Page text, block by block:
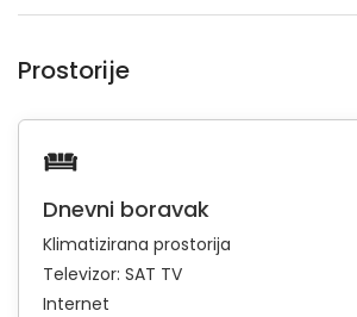
Prostorije
Dnevni boravak
Klimatizirana prostorija
Televizor: SAT TV
Internet